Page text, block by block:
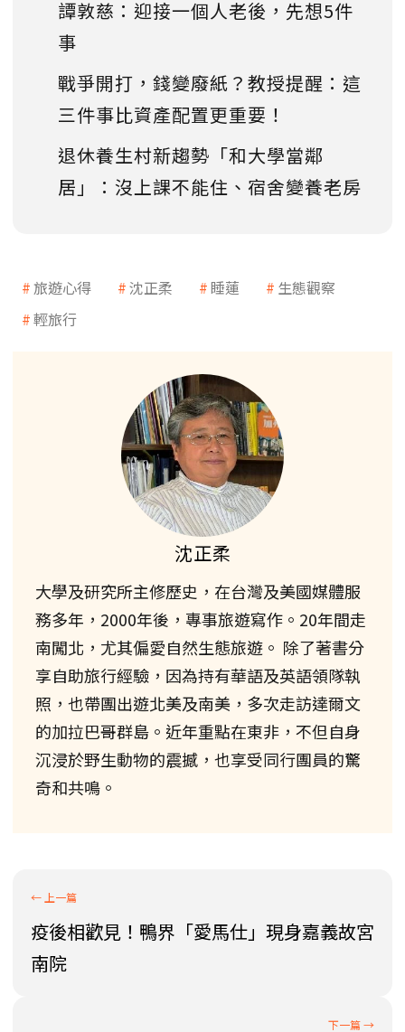
譚敦慈：迎接一個人老後，先想5件
事
戰爭開打，錢變廢紙？教授提醒：這
三件事比資產配置更重要！
退休養生村新趨勢「和大學當鄰
居」：沒上課不能住、宿舍變養老房
旅遊心得 沈正柔 睡蓮
生態觀察
輕旅行
沈正柔
大學及研究所主修歷史，在台灣及美國媒體服
務多年，2000年後，專事旅遊寫作。20年間走
南闖北，尤其偏愛自然生態旅遊。 除了著書分
享自助旅行經驗，因為持有華語及英語領隊執
照，也帶團出遊北美及南美，多次走訪達爾文
的加拉巴哥群島。近年重點在東非，不但自身
沉浸於野生動物的震撼，也享受同行團員的驚
奇和共鳴。
疫後相歡見！鴨界「愛馬仕」現身嘉義故宮
南院